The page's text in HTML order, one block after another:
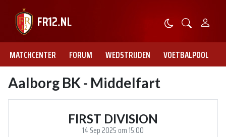
MATCHCENTER FORUM WEDSTRIJDEN VOETBALPOOL
Aalborg BK - Middelfart
FIRST DIVISION
14 Sep 2025 om 15:00